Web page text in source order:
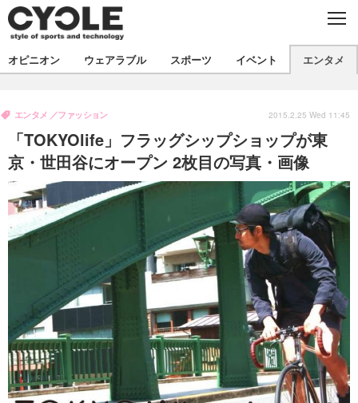
C
O
S
E
製品/用品
衣類
飲食
バックナンバー
コラム
インプレ
ボイス
デバイス
ビジネス
国内
海外
スポーツ
短信
まとめ
選手
写真
動画
イベント
試乗会
スポーツ
ツアー
文化
エンタメ
芸能
出版／映画
話題
ファッション
写真
動画
社会
政治
オピニオン ウェアラブル スポーツ イベント エンタメ
「TOKYOlife」フラッグシップショップが東
京・世田谷にオープン 2枚目の写真・画像
エンタメ ファッション 2015.2.25 Wed 11:45